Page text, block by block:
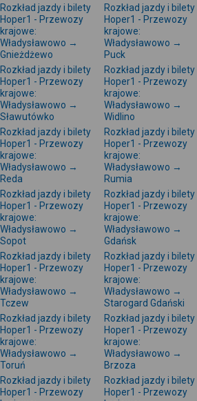
Rozkład jazdy i bilety
Hoper1 - Przewozy
krajowe:
Władysławowo →
Gnieżdżewo
Rozkład jazdy i bilety
Hoper1 - Przewozy
krajowe:
Władysławowo →
Puck
Rozkład jazdy i bilety
Hoper1 - Przewozy
krajowe:
Władysławowo →
Sławutówko
Rozkład jazdy i bilety
Hoper1 - Przewozy
krajowe:
Władysławowo →
Widlino
Rozkład jazdy i bilety
Hoper1 - Przewozy
krajowe:
Władysławowo →
Reda
Rozkład jazdy i bilety
Hoper1 - Przewozy
krajowe:
Władysławowo →
Rumia
Rozkład jazdy i bilety
Hoper1 - Przewozy
krajowe:
Władysławowo →
Sopot
Rozkład jazdy i bilety
Hoper1 - Przewozy
krajowe:
Władysławowo →
Gdańsk
Rozkład jazdy i bilety
Hoper1 - Przewozy
krajowe:
Władysławowo →
Tczew
Rozkład jazdy i bilety
Hoper1 - Przewozy
krajowe:
Władysławowo →
Starogard Gdański
Rozkład jazdy i bilety
Hoper1 - Przewozy
krajowe:
Władysławowo →
Toruń
Rozkład jazdy i bilety
Hoper1 - Przewozy
krajowe:
Władysławowo →
Brzoza
Rozkład jazdy i bilety
Hoper1 - Przewozy
Rozkład jazdy i bilety
Hoper1 - Przewozy